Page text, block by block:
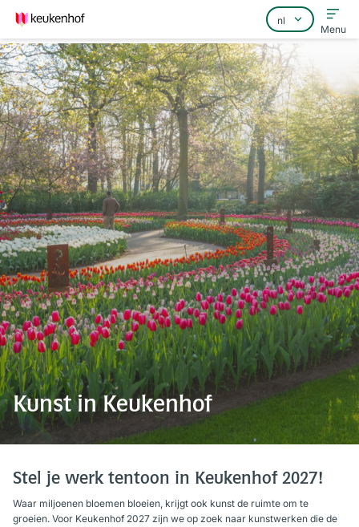
Home
Veelgestelde vragen
Contact
Menu
Kunst in Keukenhof
Stel je werk tentoon in Keukenhof 2027!
Waar miljoenen bloemen bloeien, krijgt ook kunst de ruimte om te
groeien. Voor Keukenhof 2027 zijn we op zoek naar kunstwerken die de